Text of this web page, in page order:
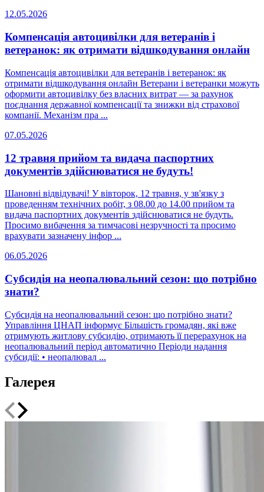
12.05.2026
Компенсація автоцивілки для ветеранів і
ветеранок: як отримати відшкодування онлайн
Компенсація автоцивілки для ветеранів і ветеранок: як
отримати відшкодування онлайн Ветерани і ветеранки можуть
оформити автоцивілку без власних витрат — за рахунок
поєднання державної компенсації та знижки від страхової
компанії. Механізм пра ...
07.05.2026
12 травня прийом та видача паспортних
документів здійснюватися не будуть!
Шановні відвідувачі! У вівторок, 12 травня, у зв'язку з
проведенням технічних робіт, з 08.00 до 14.00 прийом та
видача паспортних документів здійснюватися не будуть.
Просимо вибачення за тимчасові незручності та просимо
врахувати зазначену інфор ...
06.05.2026
Субсидія на неопалювальний сезон: що потрібно
знати?
Субсидія на неопалювальний сезон: що потрібно знати?
Управління ЦНАП інформує Більшість громадян, які вже
отримують житлову субсидію, отримають її перерахунок на
неопалювальний період автоматично Періоди надання
субсидії: • неопалювал ...
Галерея